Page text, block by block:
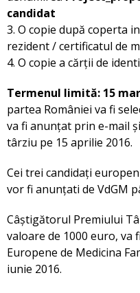
candidat
3. O copie după coperta
rezident / certificatul de
4. O copie a cărții de
Termenul limită: 15
partea României va fi
va fi anunțat prin e-mail
târziu pe 15 aprilie 2016.
Cei trei candidați
vor fi anunțati de VdGM
Câștigătorul Premiului
valoare de 1000 euro,
Europene de Medicina
iunie 2016.